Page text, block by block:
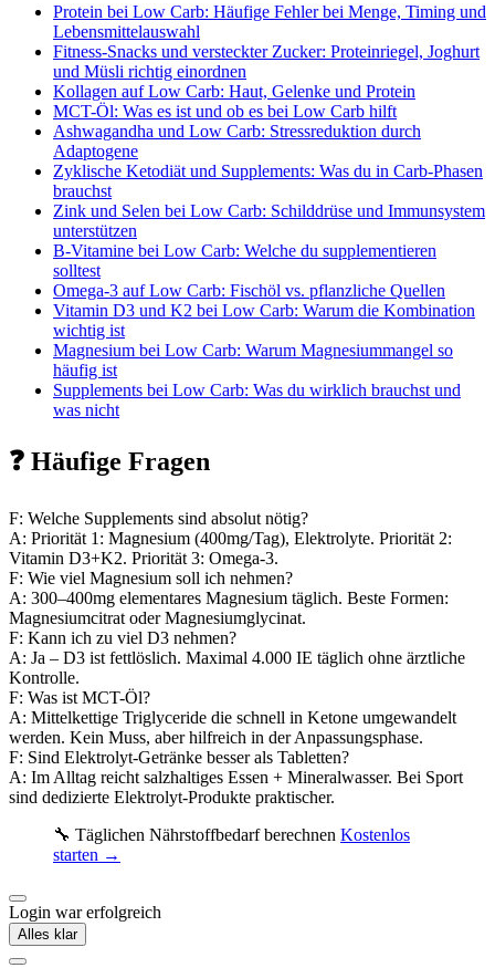
Protein bei Low Carb: Häufige Fehler bei Menge, Timing und
Lebensmittelauswahl
Fitness-Snacks und versteckter Zucker: Proteinriegel, Joghurt
und Müsli richtig einordnen
Kollagen auf Low Carb: Haut, Gelenke und Protein
MCT-Öl: Was es ist und ob es bei Low Carb hilft
Ashwagandha und Low Carb: Stressreduktion durch
Adaptogene
Zyklische Ketodiät und Supplements: Was du in Carb-Phasen
brauchst
Zink und Selen bei Low Carb: Schilddrüse und Immunsystem
unterstützen
B-Vitamine bei Low Carb: Welche du supplementieren
solltest
Omega-3 auf Low Carb: Fischöl vs. pflanzliche Quellen
Vitamin D3 und K2 bei Low Carb: Warum die Kombination
wichtig ist
Magnesium bei Low Carb: Warum Magnesiummangel so
häufig ist
Supplements bei Low Carb: Was du wirklich brauchst und
was nicht
❓ Häufige Fragen
F: Welche Supplements sind absolut nötig?
A: Priorität 1: Magnesium (400mg/Tag), Elektrolyte. Priorität 2:
Vitamin D3+K2. Priorität 3: Omega-3.
F: Wie viel Magnesium soll ich nehmen?
A: 300–400mg elementares Magnesium täglich. Beste Formen:
Magnesiumcitrat oder Magnesiumglycinat.
F: Kann ich zu viel D3 nehmen?
A: Ja – D3 ist fettlöslich. Maximal 4.000 IE täglich ohne ärztliche
Kontrolle.
F: Was ist MCT-Öl?
A: Mittelkettige Triglyceride die schnell in Ketone umgewandelt
werden. Kein Muss, aber hilfreich in der Anpassungsphase.
F: Sind Elektrolyt-Getränke besser als Tabletten?
A: Im Alltag reicht salzhaltiges Essen + Mineralwasser. Bei Sport
sind dedizierte Elektrolyt-Produkte praktischer.
🔧 Täglichen Nährstoffbedarf berechnen Kostenlos
starten →
Login war erfolgreich
Alles klar